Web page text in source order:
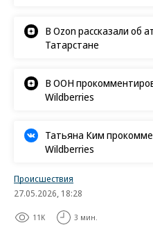
В Ozon рассказали об
Татарстане
В ООН
Wildberries
Татьяна Ким
Wildberries
Происшествия
27.05.2026, 18:28
11K 3 мин.